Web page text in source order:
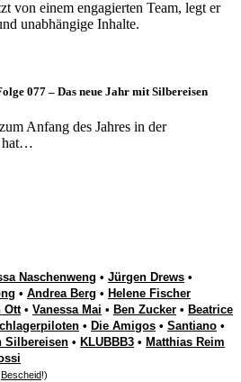
von einem engagierten Team, legt er
unabhängige Inhalte.
077 – Das neue Jahr mit Silbereisen
Anfang des Jahres in der
hat…
Naschenweng • Jürgen Drews •
• Andrea Berg • Helene Fischer
Ott• Vanessa Mai • Ben Zucker • Beatrice
• Die Amigos • Santiano •
Silbereisen • KLUBBB3 • Matthias Reim
Bescheid!)